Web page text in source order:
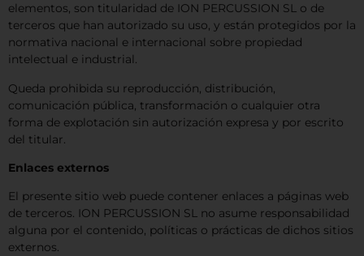
elementos, son titularidad de ION PERCUSSION SL o de
terceros que han autorizado su uso, y están protegidos por la
normativa nacional e internacional sobre propiedad
intelectual e industrial.
Queda prohibida su reproducción, distribución,
comunicación pública, transformación o cualquier otra
forma de explotación sin autorización expresa y por escrito
del titular.
Enlaces externos
El presente sitio web puede contener enlaces a páginas web
de terceros. ION PERCUSSION SL no asume responsabilidad
alguna por el contenido, políticas o prácticas de dichos sitios
externos.